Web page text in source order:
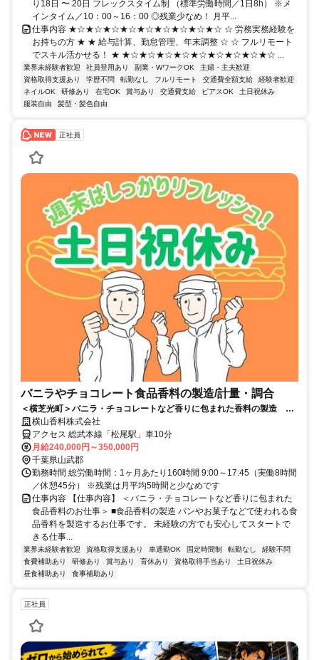
り18日 〜 20日 フレックスタイム制 （標準労働時間／1日8h） ※メ
インタイム／10：00～16：00 ◎残業少なめ！ 月平...
仕事内容 ★☆★☆★☆★☆★☆★☆★☆★☆★☆ ☆ 労務実務経験を
お持ちの方 ★ ★ 給与計算、勤怠管理、年末調整 ☆ ☆ フルリモート
でスキル活かせる！ ★ ★☆★☆★☆★☆★☆★☆★☆★☆★☆ ...
業界未経験者歓迎 社員登用あり 副業・WワークOK
主婦・主夫歓迎
資格取得支援あり
学歴不問 転勤なし フルリモート 交通費全額支給
経験者歓迎
ネイルOK
研修あり 在宅OK 賞与あり 交通費支給 ピアスOK
土日祝休み
服装自由
髪型・髪色自由
正社員
バニラやチョコレート食品香料の製造/計量・調合
＜横芝光町＞バニラ・チョコレートなど香りに包まれた香料の製造 ◎
完全週休2日制（土日）／年休124日
横山香料株式会社
アクセス 総武本線「松尾駅」車10分
月給240,000円～350,000円
千葉県山武郡
勤務時間 総労働時間：1ヶ月あたり160時間 9:00～17:45（実働8時間
／休憩45分） ※残業は月平均5時間と少なめです
仕事内容 【仕事内容】 ＜バニラ・チョコレートなど香りに包まれた
食品香料のお仕事＞ ■食品香料の製造 パンやお菓子などで使われる食
品香料を製造するお仕事です。 未経験の方でも安心してスタートで
きる仕事...
業界未経験者歓迎 資格取得支援あり 車通勤OK 固定時間制 転勤なし
経験不問
食費補助あり
研修あり 賞与あり 育休あり 資格取得手当あり
土日祝休み
昼食補助あり
食事補助あり
正社員